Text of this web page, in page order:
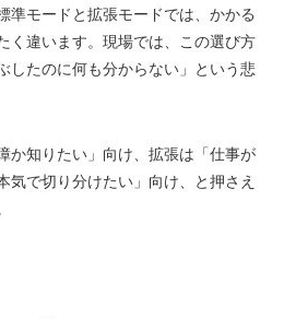
準モードと拡張モードでは、かかる
く違います。現場では、この選び方
したのに何も分からない」という悲
か知りたい」向け、拡張は「仕事が
気で切り分けたい」向け、と押さえ